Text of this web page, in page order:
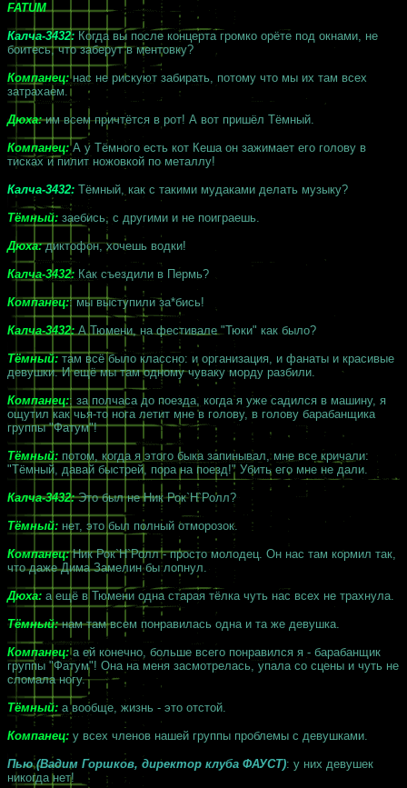
FATUM
Калча-3432: Когда вы после концерта громко орёте под окнами, не
боитесь, что заберут в ментовку?
Компанец: нас не рискуют забирать, потому что мы их там всех
затрахаем.
Дюха:им всем причтётся в рот! А вот пришёл Тёмный.
Компанец:А у Тёмного есть кот Кеша он зажимает его голову в
тисках и пилит ножовкой по металлу!
Калча-3432: Тёмный, как с такими мудаками делать музыку?
Тёмный: заебись, с другими и не поиграешь.
Дюха:диктофон, хочешь водки!
Калча-3432: Как съездили в Пермь?
Компанец:: мы выступили за*бись!
Калча-3432:А Тюмени, на фестивале "Тюки" как было?
Тёмный: там всё было классно: и организация, и фанаты и красивые
девушки. И ещё мы там одному чуваку морду разбили.
Компанец:: за полчаса до поезда, когда я уже садился в машину, я
ощутил как чья-то нога летит мне в голову, в голову барабанщика
группы "Фатум"!
Тёмный: потом, когда я этого быка запинывал, мне все кричали:
"Тёмный, давай быстрей, пора на поезд!" Убить его мне не дали.
Калча-3432:Это был не Ник Рок`Н`Ролл?
Тёмный: нет, это был полный отморозок.
Компанец:Ник Рок`Н`Ролл - просто молодец. Он нас там кормил так,
что даже Дима Замелин бы лопнул.
Дюха: а ещё в Тюмени одна старая тёлка чуть нас всех не трахнула.
Тёмный:нам там всем понравилась одна и та же девушка.
Компанец:а ей конечно, больше всего понравился я - барабанщик
группы "Фатум"! Она на меня засмотрелась, упала со сцены и чуть не
сломала ногу.
Тёмный: а вообще, жизнь - это отстой.
Компанец: у всех членов нашей группы проблемы с девушками.
Пью (Вадим Горшков, директор клуба ФАУСТ): у них девушек
никогда нет!